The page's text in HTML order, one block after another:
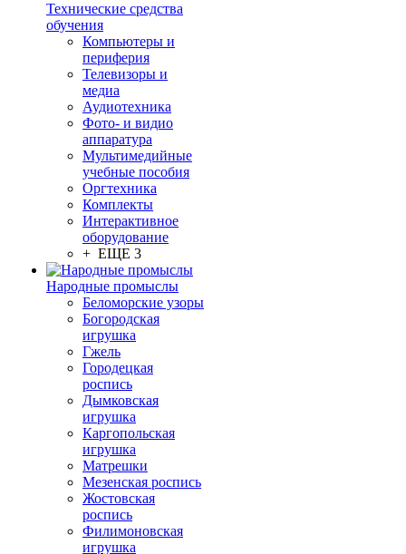
Технические средства
обучения
Компьютеры и
периферия
Телевизоры и
медиа
Аудиотехника
Фото- и видио
аппаратура
Мультимедийные
учебные пособия
Оргтехника
Комплекты
Интерактивное
оборудование
+ ЕЩЕ 3
Народные промыслы
Беломорские узоры
Богородская
игрушка
Гжель
Городецкая
роспись
Дымковская
игрушка
Каргопольская
игрушка
Матрешки
Мезенская роспись
Жостовская
роспись
Филимоновская
игрушка